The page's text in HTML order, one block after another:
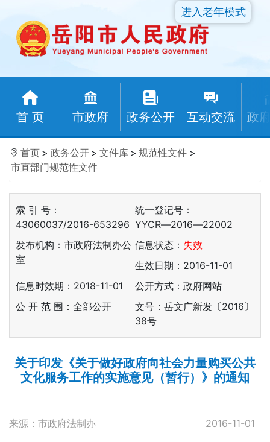
首 页 市政府 政务公开 互动交流 政
进入老年模式
首页 > 政务公开 > 文件库 > 规范性文件 >
市直部门规范性文件
索 引 号：
43060037/2016-653296
统一登记号：
YYCR―2016―22002
发布机构：市政府法制办公
室
信息状态： 失效
生效日期：2016-11-01
信息时效期： 2018-11-01
公开方式：政府网站
公 开 范 围：全部公开
文号：岳文广新发〔2016〕
38号
关于印发《关于做好政府向社会力量购买公共
文化服务工作的实施意见（暂行）》的通知
来源：市政府法制办 2016-11-01